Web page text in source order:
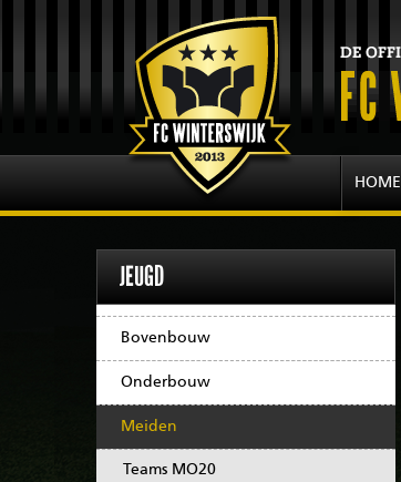
HOME
JEUGD
Bovenbouw
Onderbouw
Meiden
Teams MO20